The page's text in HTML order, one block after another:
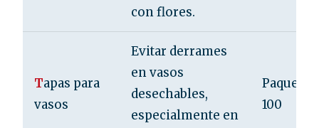
con flores.
Tapas para
vasos
Evitar derrames
en vasos
desechables,
especialmente en
Paquete
100